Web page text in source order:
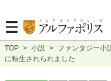
TOP > 小説 > ファンタジー小
に転生されられました